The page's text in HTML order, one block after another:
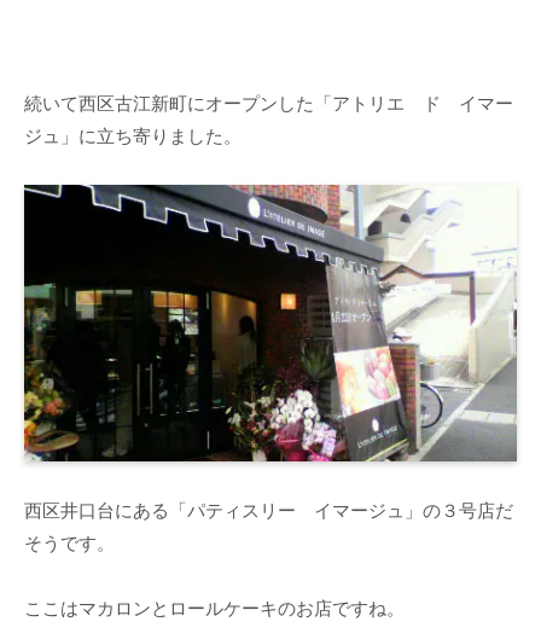
続いて西区古江新町にオープンした「アトリエ ド イマー
ジュ」に立ち寄りました。
西区井口台にある「パティスリー イマージュ」の３号店だ
そうです。
ここはマカロンとロールケーキのお店ですね。